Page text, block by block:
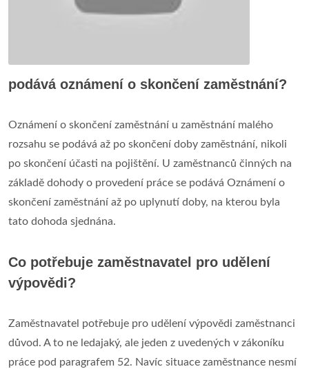
podává oznámení o skončení zaměstnání?
Oznámení o skončení zaměstnání u zaměstnání malého
rozsahu se podává až po skončení doby zaměstnání, nikoli
po skončení účasti na pojištění. U zaměstnanců činných na
základě dohody o provedení práce se podává Oznámení o
skončení zaměstnání až po uplynutí doby, na kterou byla
tato dohoda sjednána.
Co potřebuje zaměstnavatel pro udělení
výpovědi?
Zaměstnavatel potřebuje pro udělení výpovědi zaměstnanci
důvod. A to ne ledajaký, ale jeden z uvedených v zákoníku
práce pod paragrafem 52. Navíc situace zaměstnance nesmí